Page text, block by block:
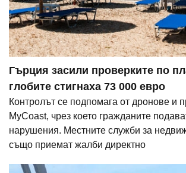
Гърция засили проверките по
глобите стигнаха 73 000 евро
Контролът се подпомага от дронове и
MyCoast, чрез което гражданите
нарушения. Местните служби за
също приемат жалби директно